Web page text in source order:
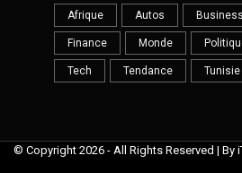
Afrique Autos Business
Finance Monde
Tech Tendance Tunisie
© Copyright 2026 - All Rights Reserved | By